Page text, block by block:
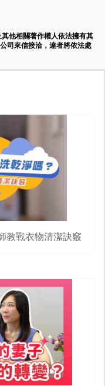
他相關著作權人依法擁有其
司來信接洽，違者將依法處
教戰衣物清潔訣竅